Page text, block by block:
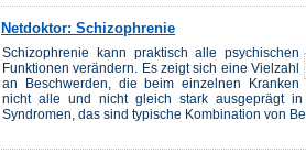
Netdoktor: Schizophrenie
Schizophrenie kann praktisch alle psychischen
Funktionen verändern. Es zeigt sich eine Vielzahl
an Beschwerden, die beim einzelnen Kranken
nicht alle und nicht gleich stark ausgeprägt
Syndromen, das sind typische Kombination von